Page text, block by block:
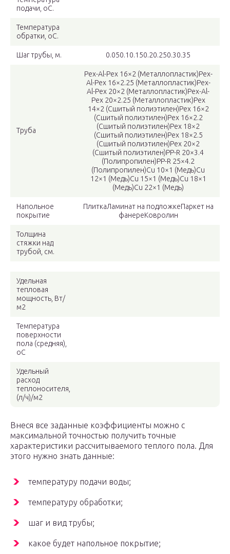
подачи, oC.
Температура
обратки, oC.
Шаг трубы, м. 0.050.10.150.20.250.30.35
Труба
Pex-Al-Pex 16×2 (Металлопластик)Pex-
Al-Pex 16×2.25 (Металлопластик)Pex-
Al-Pex 20×2 (Металлопластик)Pex-Al-
Pex 20×2.25 (Металлопластик)Pex
14×2 (Сшитый полиэтилен)Pex 16×2
(Сшитый полиэтилен)Pex 16×2.2
(Сшитый полиэтилен)Pex 18×2
(Сшитый полиэтилен)Pex 18×2.5
(Сшитый полиэтилен)Pex 20×2
(Сшитый полиэтилен)PP-R 20×3.4
(Полипропилен)PP-R 25×4.2
(Полипропилен)Cu 10×1 (Медь)Cu
12×1 (Медь)Cu 15×1 (Медь)Cu 18×1
(Медь)Cu 22×1 (Медь)
Напольное
покрытие
ПлиткаЛаминат на подложкеПаркет на
фанереКовролин
Толщина
стяжки над
трубой, см.
Удельная
тепловая
мощность, Вт/
м2
Температура
поверхности
пола (средняя),
oC
Удельный
расход
теплоносителя,
(л/ч)/м2
Внеся все заданные коэффициенты можно с
максимальной точностью получить точные
характеристики рассчитываемого теплого пола. Для
этого нужно знать данные:
температуру подачи воды;
температуру обработки;
шаг и вид трубы;
какое будет напольное покрытие;